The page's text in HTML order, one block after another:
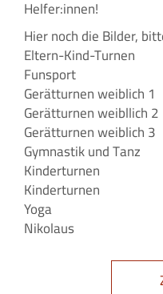
Helfer:innen!
Hier noch die Bilder,
Eltern-Kind-Turnen
Funsport
Gerätturnen weiblich 1
Gerätturnen weibllich 2
Gerätturnen weiblich 3
Gymnastik und Tanz
Kinderturnen
Kinderturnen
Yoga
Nikolaus